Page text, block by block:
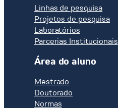
Linhas de pesquisa
Projetos de pesquisa
Laboratórios
Parcerias Institucionais
Área do aluno
Mestrado
Doutorado
Normas